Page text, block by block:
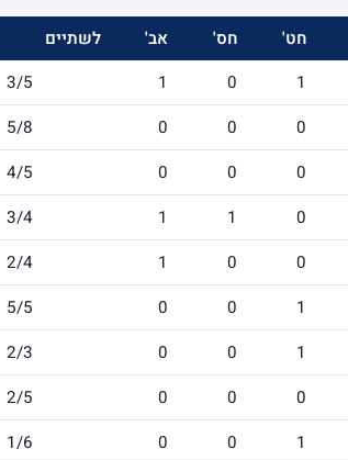
חט' חס' אב' לשתיים
1
0
1
3/5
0
0
0
5/8
0
0
0
4/5
0
1
1
3/4
0
0
1
2/4
1
0
0
5/5
1
0
0
2/3
0
0
0
2/5
1
0
0
1/6